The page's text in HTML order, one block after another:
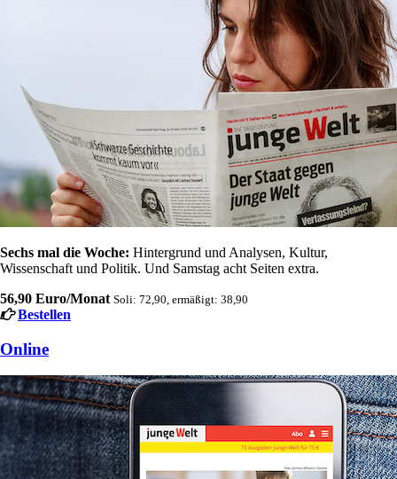
Sechs mal die Woche: Hintergrund und Analysen, Kultur,
Wissenschaft und Politik. Und Samstag acht Seiten extra.
56,90 Euro/Monat Soli: 72,90, ermäßigt: 38,90
Bestellen
Online